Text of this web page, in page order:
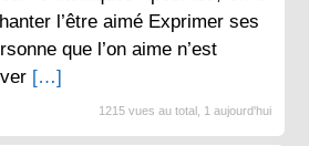
l’être aimé Exprimer ses
que l’on aime n’est
[…]
1215 vues au total, 1 aujourd'hui